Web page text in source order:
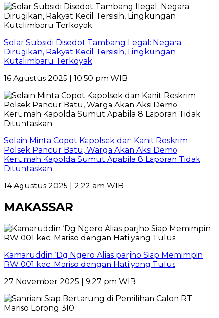
Solar Subsidi Disedot Tambang Ilegal: Negara
Dirugikan, Rakyat Kecil Tersisih, Lingkungan
Kutalimbaru Terkoyak
16 Agustus 2025 | 10:50 pm WIB
Selain Minta Copot Kapolsek dan Kanit Reskrim
Polsek Pancur Batu, Warga Akan Aksi Demo
Kerumah Kapolda Sumut Apabila 8 Laporan Tidak
Dituntaskan
14 Agustus 2025 | 2:22 am WIB
MAKASSAR
Kamaruddin ‘Dg Ngero Alias parjho Siap Memimpin
RW 001 kec. Mariso dengan Hati yang Tulus
27 November 2025 | 9:27 pm WIB